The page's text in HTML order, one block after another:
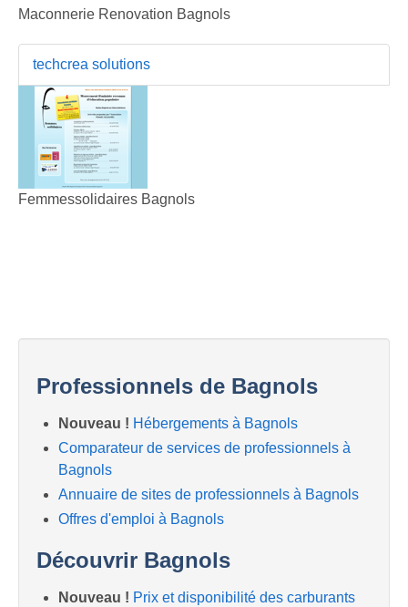
Maconnerie Renovation Bagnols
techcrea solutions
Femmessolidaires Bagnols
Professionnels de Bagnols
Nouveau ! Hébergements à Bagnols
Comparateur de services de professionnels à
Bagnols
Annuaire de sites de professionnels à Bagnols
Offres d'emploi à Bagnols
Découvrir Bagnols
Nouveau ! Prix et disponibilité des carburants